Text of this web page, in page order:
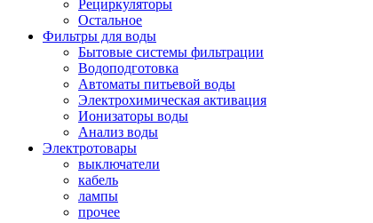
Рециркуляторы
Остальное
Фильтры для воды
Бытовые системы фильтрации
Водоподготовка
Автоматы питьевой воды
Электрохимическая активация
Ионизаторы воды
Анализ воды
Электротовары
выключатели
кабель
лампы
прочее